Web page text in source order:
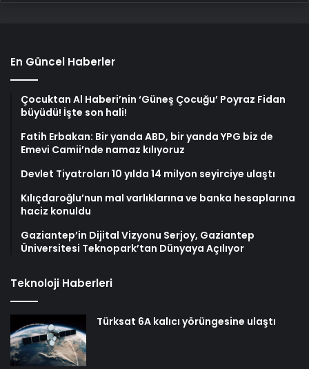
En Güncel Haberler
Çocuktan Al Haberi’nin ‘Güneş Çocuğu’ Poyraz Fidan
büyüdü! İşte son hali!
Fatih Erbakan: Bir yanda ABD, bir yanda YPG biz de
Emevi Camii’nde namaz kılıyoruz
Devlet Tiyatroları 10 yılda 14 milyon seyirciye ulaştı
Kılıçdaroğlu’nun mal varlıklarına ve banka hesaplarına
haciz konuldu
Gaziantep’in Dijital Vizyonu Serjoy, Gaziantep
Üniversitesi Teknopark’tan Dünyaya Açılıyor
Teknoloji Haberleri
Türksat 6A kalıcı yörüngesine ulaştı